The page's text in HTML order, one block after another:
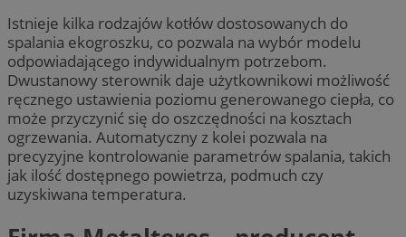
Istnieje kilka rodzajów kotłów dostosowanych do
spalania ekogroszku, co pozwala na wybór modelu
odpowiadającego indywidualnym potrzebom.
Dwustanowy sterownik daje użytkownikowi możliwość
ręcznego ustawienia poziomu generowanego ciepła, co
może przyczynić się do oszczędności na kosztach
ogrzewania. Automatyczny z kolei pozwala na
precyzyjne kontrolowanie parametrów spalania, takich
jak ilość dostępnego powietrza, podmuch czy
uzyskiwana temperatura.